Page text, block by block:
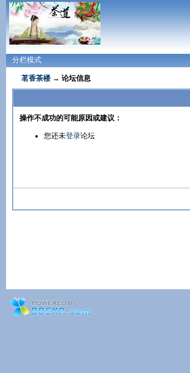
分栏模式
茗香茶楼 → 论坛信息
操作不成功的可能原因或建议：
您还未登录论坛